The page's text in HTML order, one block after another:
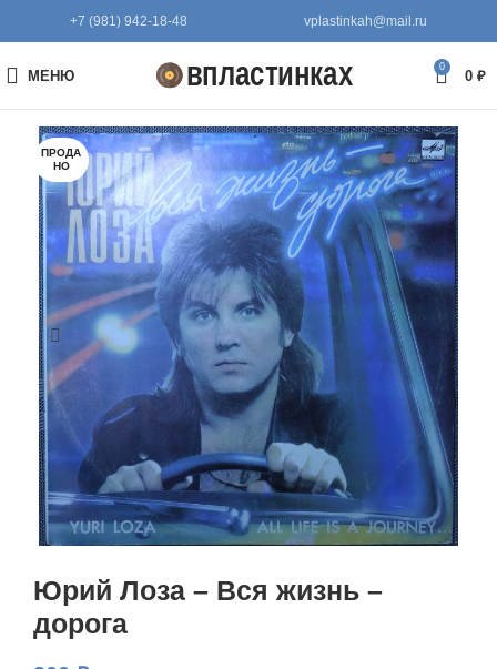
+7 (981) 942-18-48 vplastinkah@mail.ru
МЕНЮ
0
0 ₽
ПРОДА
НО
Юрий Лоза – Вся жизнь –
дорога